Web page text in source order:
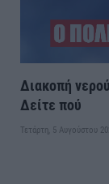
Διακοπή
Δείτε πού
Τετάρτη, 5 Αυγούστου